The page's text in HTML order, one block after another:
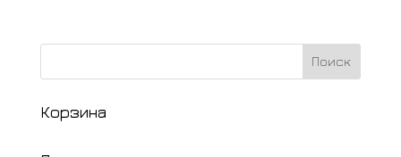
Корзина